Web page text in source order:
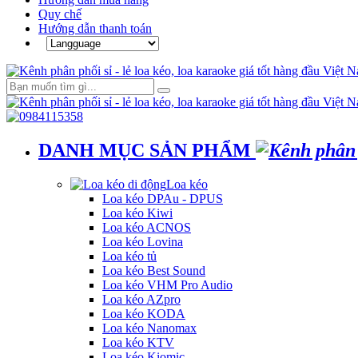
Quy chế
Hướng dẫn thanh toán
DANH MỤC SẢN PHẨM
Loa kéo
Loa kéo DPAu - DPUS
Loa kéo Kiwi
Loa kéo ACNOS
Loa kéo Lovina
Loa kéo tủ
Loa kéo Best Sound
Loa kéo VHM Pro Audio
Loa kéo AZpro
Loa kéo KODA
Loa kéo Nanomax
Loa kéo KTV